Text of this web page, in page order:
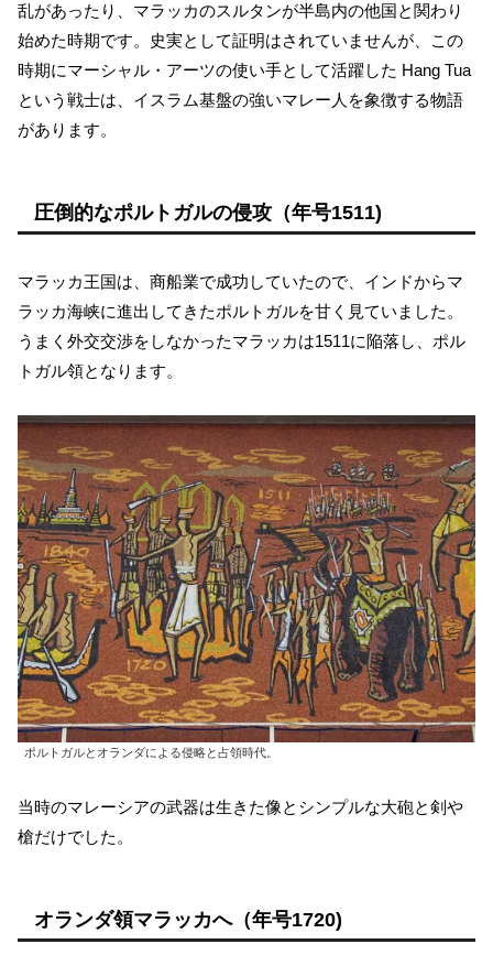
乱があったり、マラッカのスルタンが半島内の他国と関わり
始めた時期です。史実として証明はされていませんが、この
時期にマーシャル・アーツの使い手として活躍した Hang Tua
という戦士は、イスラム基盤の強いマレー人を象徴する物語
があります。
圧倒的なポルトガルの侵攻（年号1511)
マラッカ王国は、商船業で成功していたので、インドからマ
ラッカ海峡に進出してきたポルトガルを甘く見ていました。
うまく外交交渉をしなかったマラッカは1511に陥落し、ポル
トガル領となります。
ポルトガルとオランダによる侵略と占領時代。
当時のマレーシアの武器は生きた像とシンプルな大砲と剣や
槍だけでした。
オランダ領マラッカへ（年号1720)